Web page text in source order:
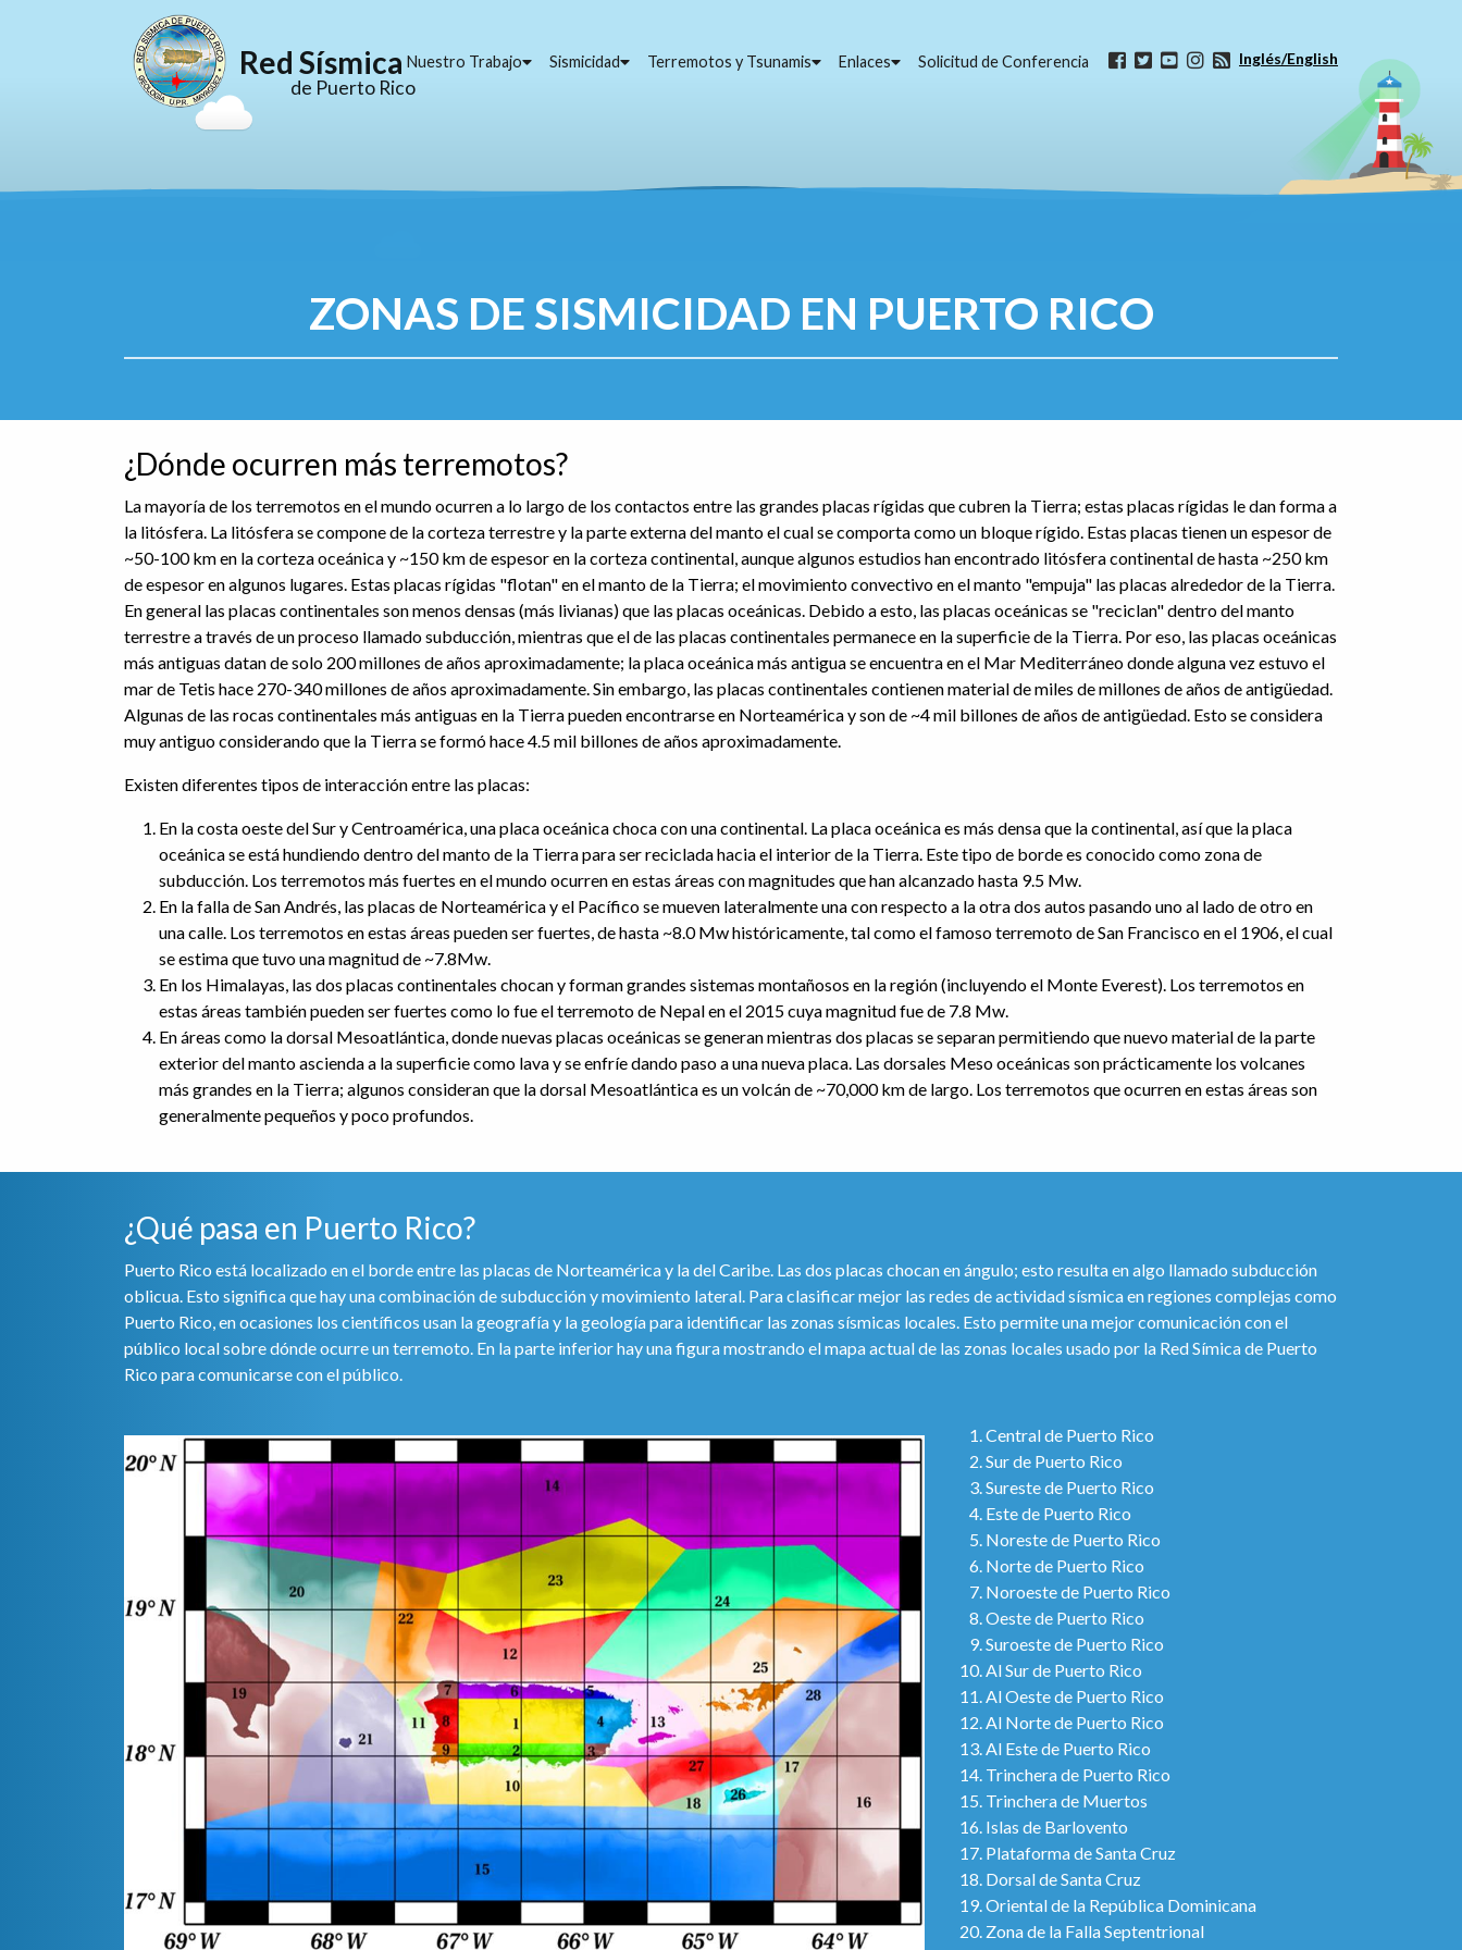
Red Sísmica
de Puerto Rico
Nuestro Trabajo Sismicidad Terremotos y Tsunamis Enlaces Solicitud de Conferencia Inglés/English
ZONAS DE SISMICIDAD EN PUERTO RICO
¿Dónde ocurren más terremotos?
La mayoría de los terremotos en el mundo ocurren a lo largo de los contactos entre las grandes placas rígidas que cubren la Tierra; estas placas rígidas le dan forma a
la litósfera. La litósfera se compone de la corteza terrestre y la parte externa del manto el cual se comporta como un bloque rígido. Estas placas tienen un espesor de
~50-100 km en la corteza oceánica y ~150 km de espesor en la corteza continental, aunque algunos estudios han encontrado litósfera continental de hasta ~250 km
de espesor en algunos lugares. Estas placas rígidas "flotan" en el manto de la Tierra; el movimiento convectivo en el manto "empuja" las placas alrededor de la Tierra.
En general las placas continentales son menos densas (más livianas) que las placas oceánicas. Debido a esto, las placas oceánicas se "reciclan" dentro del manto
terrestre a través de un proceso llamado subducción, mientras que el de las placas continentales permanece en la superficie de la Tierra. Por eso, las placas oceánicas
más antiguas datan de solo 200 millones de años aproximadamente; la placa oceánica más antigua se encuentra en el Mar Mediterráneo donde alguna vez estuvo el
mar de Tetis hace 270-340 millones de años aproximadamente. Sin embargo, las placas continentales contienen material de miles de millones de años de antigüedad.
Algunas de las rocas continentales más antiguas en la Tierra pueden encontrarse en Norteamérica y son de ~4 mil billones de años de antigüedad. Esto se considera
muy antiguo considerando que la Tierra se formó hace 4.5 mil billones de años aproximadamente.
Existen diferentes tipos de interacción entre las placas:
En la costa oeste del Sur y Centroamérica, una placa oceánica choca con una continental. La placa oceánica es más densa que la continental, así que la placa
oceánica se está hundiendo dentro del manto de la Tierra para ser reciclada hacia el interior de la Tierra. Este tipo de borde es conocido como zona de
subducción. Los terremotos más fuertes en el mundo ocurren en estas áreas con magnitudes que han alcanzado hasta 9.5 Mw.
En la falla de San Andrés, las placas de Norteamérica y el Pacífico se mueven lateralmente una con respecto a la otra dos autos pasando uno al lado de otro en
una calle. Los terremotos en estas áreas pueden ser fuertes, de hasta ~8.0 Mw históricamente, tal como el famoso terremoto de San Francisco en el 1906, el cual
se estima que tuvo una magnitud de ~7.8Mw.
En los Himalayas, las dos placas continentales chocan y forman grandes sistemas montañosos en la región (incluyendo el Monte Everest). Los terremotos en
estas áreas también pueden ser fuertes como lo fue el terremoto de Nepal en el 2015 cuya magnitud fue de 7.8 Mw.
En áreas como la dorsal Mesoatlántica, donde nuevas placas oceánicas se generan mientras dos placas se separan permitiendo que nuevo material de la parte
exterior del manto ascienda a la superficie como lava y se enfríe dando paso a una nueva placa. Las dorsales Meso oceánicas son prácticamente los volcanes
más grandes en la Tierra; algunos consideran que la dorsal Mesoatlántica es un volcán de ~70,000 km de largo. Los terremotos que ocurren en estas áreas son
generalmente pequeños y poco profundos.
¿Qué pasa en Puerto Rico?
Puerto Rico está localizado en el borde entre las placas de Norteamérica y la del Caribe. Las dos placas chocan en ángulo; esto resulta en algo llamado subducción
oblicua. Esto significa que hay una combinación de subducción y movimiento lateral. Para clasificar mejor las redes de actividad sísmica en regiones complejas como
Puerto Rico, en ocasiones los científicos usan la geografía y la geología para identificar las zonas sísmicas locales. Esto permite una mejor comunicación con el
público local sobre dónde ocurre un terremoto. En la parte inferior hay una figura mostrando el mapa actual de las zonas locales usado por la Red Símica de Puerto
Rico para comunicarse con el público.
Central de Puerto Rico
Sur de Puerto Rico
Sureste de Puerto Rico
Este de Puerto Rico
Noreste de Puerto Rico
Norte de Puerto Rico
Noroeste de Puerto Rico
Oeste de Puerto Rico
Suroeste de Puerto Rico
Al Sur de Puerto Rico
Al Oeste de Puerto Rico
Al Norte de Puerto Rico
Al Este de Puerto Rico
Trinchera de Puerto Rico
Trinchera de Muertos
Islas de Barlovento
Plataforma de Santa Cruz
Dorsal de Santa Cruz
Oriental de la República Dominicana
Zona de la Falla Septentrional